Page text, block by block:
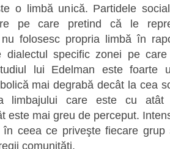
o limbă unică. Partidele
pe care pretind că le
nu folosesc propria limbă în
dialectul specific zonei pe
lui Edelman este foarte
mai degrabă decât la cea
limbajului care este cu
este mai greu de perceput.
în ceea ce priveşte fiecare
comunităţi.